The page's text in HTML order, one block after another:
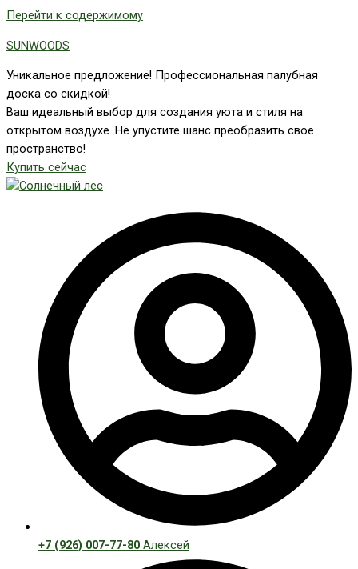
Перейти к содержимому
SUNWOODS
Уникальное предложение! Профессиональная палубная
доска со скидкой!
Ваш идеальный выбор для создания уюта и стиля на
открытом воздухе. Не упустите шанс преобразить своё
пространство!
Купить сейчас
+7 (926) 007-77-80 Алексей